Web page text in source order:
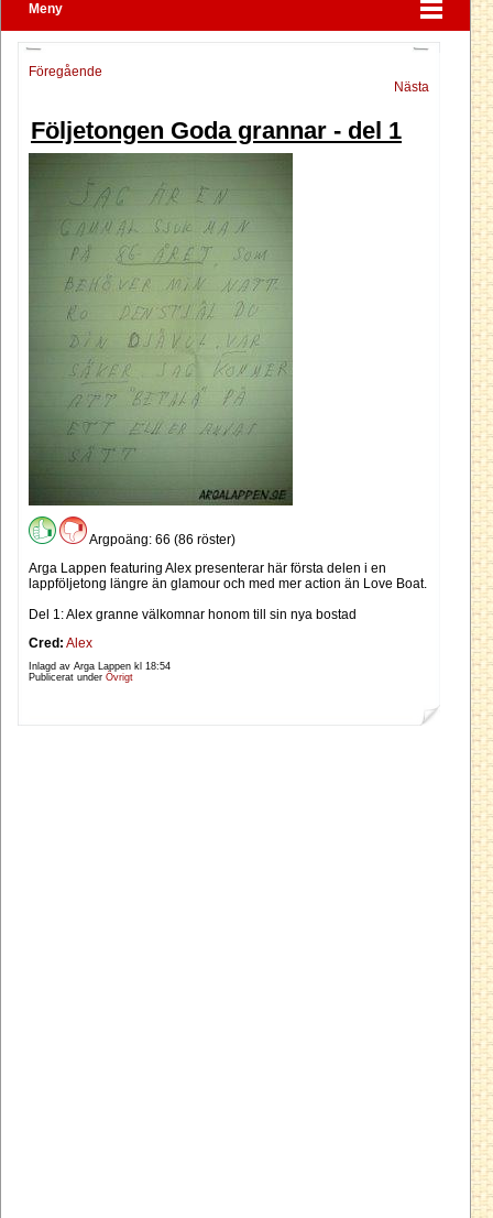
Meny
Föregående
Nästa
Följetongen Goda grannar - del 1
Argpoäng: 66 (86 röster)
Arga Lappen featuring Alex presenterar här första delen i en
lappföljetong längre än glamour och med mer action än Love Boat.
Del 1: Alex granne välkomnar honom till sin nya bostad
Cred: Alex
Inlagd av Arga Lappen kl 18:54
Publicerat under Övrigt